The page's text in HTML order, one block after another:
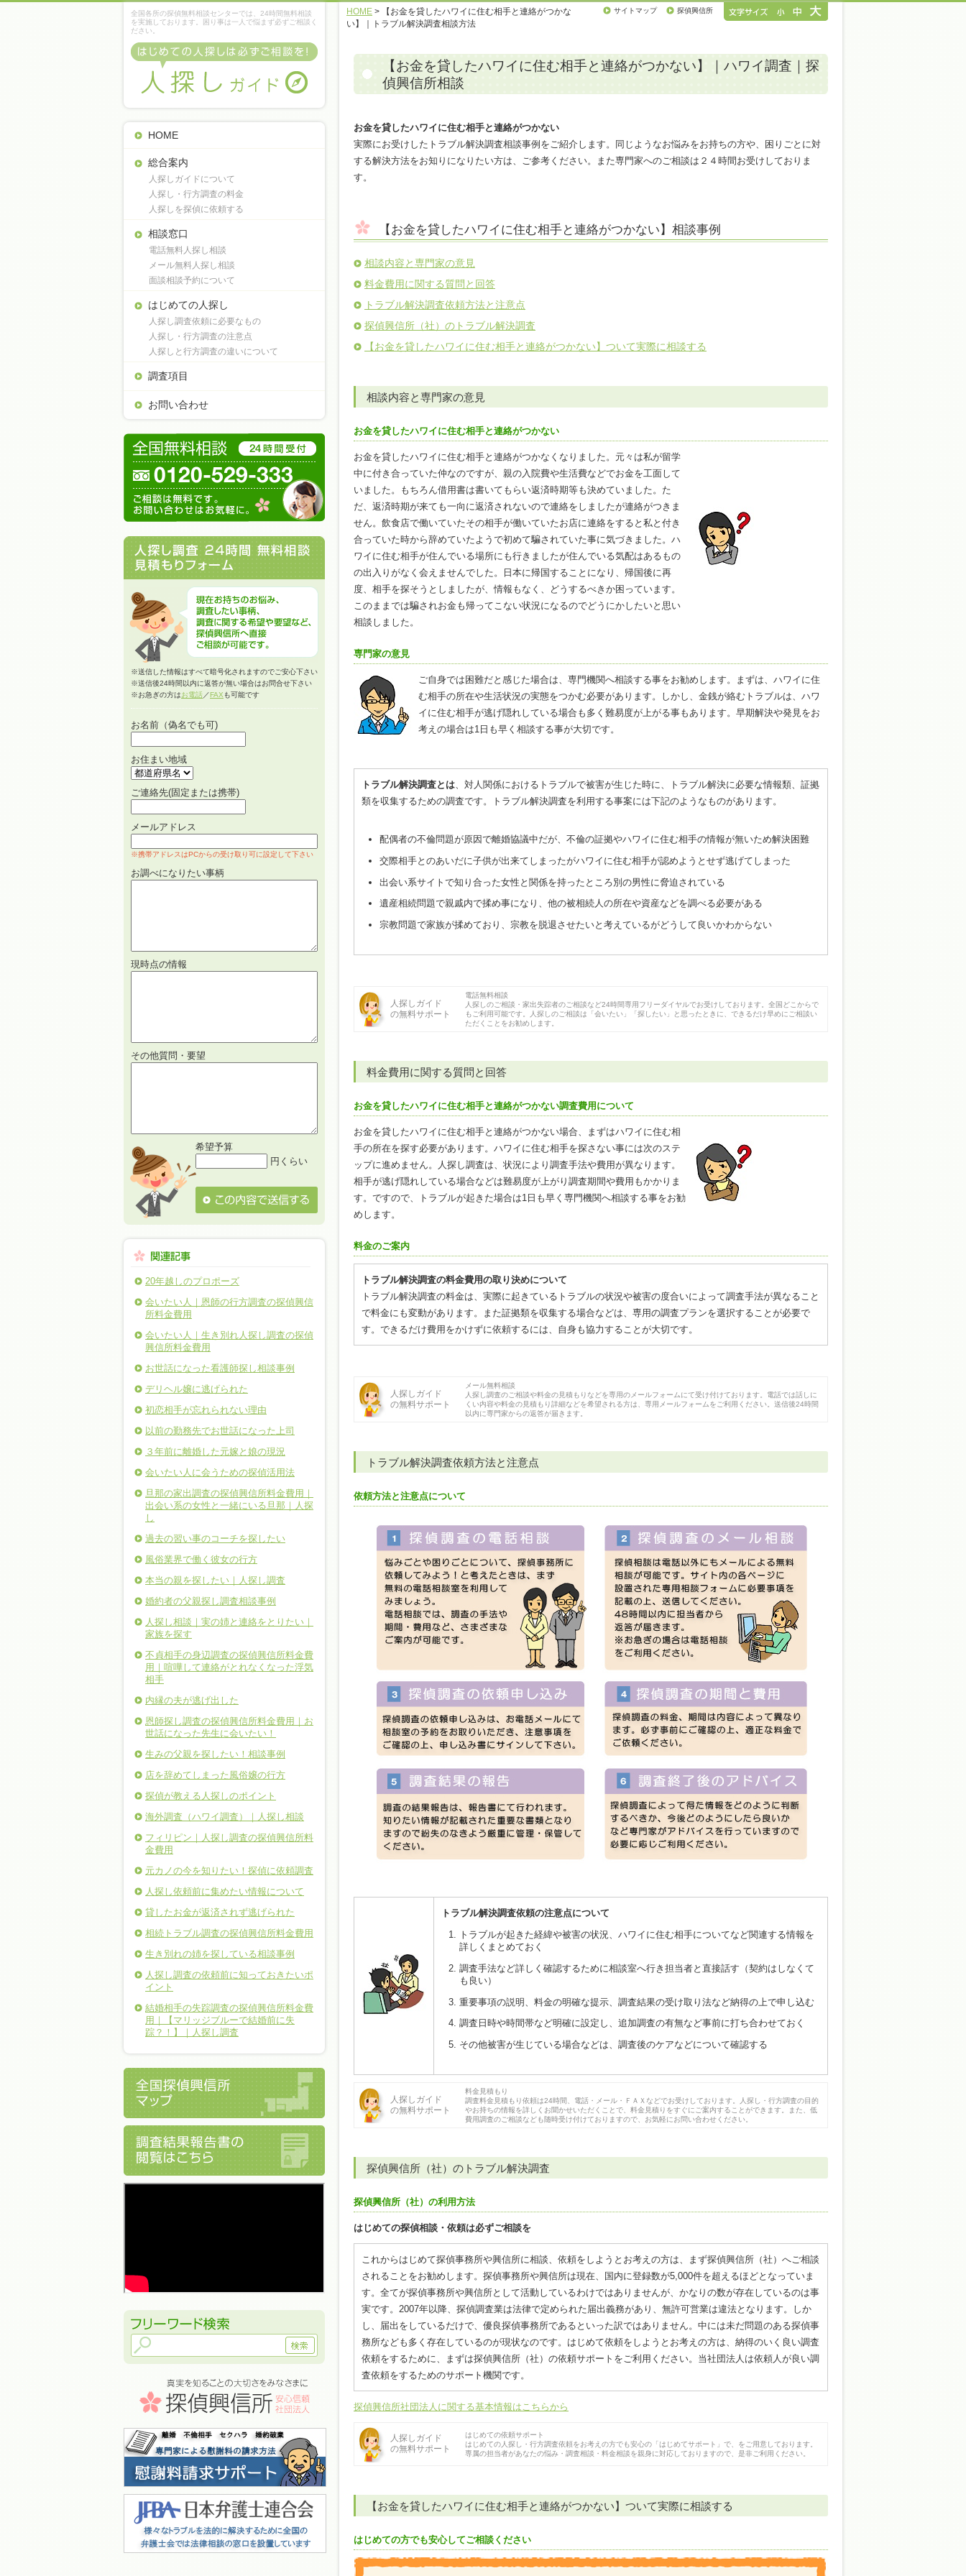
【お金を貸したハワイに住む相手と連絡がつかない】｜ハワイ調査｜探
偵興信所相談
お金を貸したハワイに住む相手と連絡がつかない
実際にお受けしたトラブル解決調査相談事例をご紹介します。同じようなお悩みをお持ちの方や、困りごとに対
する解決方法をお知りになりたい方は、ご参考ください。また専門家へのご相談は２４時間お受けしておりま
す。
【お金を貸したハワイに住む相手と連絡がつかない】相談事例
相談内容と専門家の意見
料金費用に関する質問と回答
トラブル解決調査依頼方法と注意点
探偵興信所（社）のトラブル解決調査
【お金を貸したハワイに住む相手と連絡がつかない】ついて実際に相談する
相談内容と専門家の意見
お金を貸したハワイに住む相手と連絡がつかない
お金を貸したハワイに住む相手と連絡がつかなくなりました。元々は私が留学
中に付き合っていた仲なのですが、親の入院費や生活費などでお金を工面して
いました。もちろん借用書は書いてもらい返済時期等も決めていました。た
だ、返済時期が来ても一向に返済されないので連絡をしましたが連絡がつきま
せん。飲食店で働いていたその相手が働いていたお店に連絡をすると私と付き
合っていた時から辞めていたようで初めて騙されていた事に気づきました。ハ
ワイに住む相手が住んでいる場所にも行きましたが住んでいる気配はあるもの
の出入りがなく会えませんでした。日本に帰国することになり、帰国後に再
度、相手を探そうとしましたが、情報もなく、どうするべきか困っています。
このままでは騙されお金も帰ってこない状況になるのでどうにかしたいと思い
相談しました。
専門家の意見
ご自身では困難だと感じた場合は、専門機関へ相談する事をお勧めします。まずは、ハワイに住
む相手の所在や生活状況の実態をつかむ必要があります。しかし、金銭が絡むトラブルは、ハワ
イに住む相手が逃げ隠れしている場合も多く難易度が上がる事もあります。早期解決や発見をお
考えの場合は1日も早く相談する事が大切です。
トラブル解決調査とは、対人関係におけるトラブルで被害が生じた時に、トラブル解決に必要な情報類、証拠
類を収集するための調査です。トラブル解決調査を利用する事案には下記のようなものがあります。
配偶者の不倫問題が原因で離婚協議中だが、不倫の証拠やハワイに住む相手の情報が無いため解決困難
交際相手とのあいだに子供が出来てしまったがハワイに住む相手が認めようとせず逃げてしまった
出会い系サイトで知り合った女性と関係を持ったところ別の男性に脅迫されている
遺産相続問題で親戚内で揉め事になり、他の被相続人の所在や資産などを調べる必要がある
宗教問題で家族が揉めており、宗教を脱退させたいと考えているがどうして良いかわからない
人探しガイド
の無料サポート
電話無料相談
人探しのご相談・家出失踪者のご相談など24時間専用フリーダイヤルでお受けしております。全国どこからで
もご利用可能です。人探しのご相談は「会いたい」「探したい」と思ったときに、できるだけ早めにご相談い
ただくことをお勧めします。
料金費用に関する質問と回答
お金を貸したハワイに住む相手と連絡がつかない調査費用について
お金を貸したハワイに住む相手と連絡がつかない場合、まずはハワイに住む相
手の所在を探す必要があります。ハワイに住む相手を探さない事には次のステ
ップに進めません。人探し調査は、状況により調査手法や費用が異なります。
相手が逃げ隠れしている場合などは難易度が上がり調査期間や費用もかかりま
す。ですので、トラブルが起きた場合は1日も早く専門機関へ相談する事をお勧
めします。
料金のご案内
トラブル解決調査の料金費用の取り決めについて
トラブル解決調査の料金は、実際に起きているトラブルの状況や被害の度合いによって調査手法が異なること
で料金にも変動があります。また証拠類を収集する場合などは、専用の調査プランを選択することが必要で
す。できるだけ費用をかけずに依頼するには、自身も協力することが大切です。
人探しガイド
の無料サポート
メール無料相談
人探し調査のご相談や料金の見積もりなどを専用のメールフォームにて受け付けております。電話では話しに
くい内容や料金の見積もり詳細などを希望される方は、専用メールフォームをご利用ください。送信後24時間
以内に専門家からの返答が届きます。
トラブル解決調査依頼方法と注意点
依頼方法と注意点について
トラブル解決調査依頼の注意点について
トラブルが起きた経緯や被害の状況、ハワイに住む相手についてなど関連する情報を
詳しくまとめておく
調査手法など詳しく確認するために相談室へ行き担当者と直接話す（契約はしなくて
も良い）
重要事項の説明、料金の明確な提示、調査結果の受け取り法など納得の上で申し込む
調査日時や時間帯など明確に設定し、追加調査の有無など事前に打ち合わせておく
その他被害が生じている場合などは、調査後のケアなどについて確認する
人探しガイド
の無料サポート
料金見積もり
調査料金見積もり依頼は24時間、電話・メール・ＦＡＸなどでお受けしております。人探し・行方調査の目的
やお持ちの情報を詳しくお聞かせいただくことで、料金見積りをすぐにご案内することができます。また、低
費用調査のご相談なども随時受け付けておりますので、お気軽にお問い合わせください。
探偵興信所（社）のトラブル解決調査
探偵興信所（社）の利用方法
はじめての探偵相談・依頼は必ずご相談を
これからはじめて探偵事務所や興信所に相談、依頼をしようとお考えの方は、まず探偵興信所（社）へご相談
されることをお勧めします。探偵事務所や興信所は現在、国内に登録数が5,000件を超えるほどとなっていま
す。全てが探偵事務所や興信所として活動しているわけではありませんが、かなりの数が存在しているのは事
実です。2007年以降、探偵調査業は法律で定められた届出義務があり、無許可営業は違法となります。しか
し、届出をしているだけで、優良探偵事務所であるといった訳ではありません。中には未だ問題のある探偵事
務所なども多く存在しているのが現状なのです。はじめて依頼をしようとお考えの方は、納得のいく良い調査
依頼をするために、まずは探偵興信所（社）の依頼サポートをご利用ください。当社団法人は依頼人が良い調
査依頼をするためのサポート機関です。
探偵興信所社団法人に関する基本情報はこちらから
人探しガイド
の無料サポート
はじめての依頼サポート
はじめての人探し・行方調査依頼をお考えの方でも安心の「はじめてサポート」で、をご用意しております。
専属の担当者があなたの悩み・調査相談・料金相談を親身に対応しておりますので、是非ご利用ください。
【お金を貸したハワイに住む相手と連絡がつかない】ついて実際に相談する
はじめての方でも安心してご相談ください
全国各所の探偵無料相談センターでは、24時間無料相談
を実施しております。困り事は一人で悩まず必ずご相談く
ださい。
HOME
総合案内
人探しガイドについて
人探し・行方調査の料金
人探しを探偵に依頼する
相談窓口
電話無料人探し相談
メール無料人探し相談
面談相談予約について
はじめての人探し
人探し調査依頼に必要なもの
人探し・行方調査の注意点
人探しと行方調査の違いについて
調査項目
お問い合わせ
※送信した情報はすべて暗号化されますのでご安心下さい
※送信後24時間以内に返答が無い場合はお問合せ下さい
※お急ぎの方はお電話 ／FAX も可能です
お名前（偽名でも可)
お住まい地域
ご連絡先(固定または携帯)
メールアドレス
※携帯アドレスはPCからの受け取り可に設定して下さい
お調べになりたい事柄
現時点の情報
その他質問・要望
希望予算
円くらい
20年越しのプロポーズ
会いたい人｜恩師の行方調査の探偵興信
所料金費用
会いたい人｜生き別れ人探し調査の探偵
興信所料金費用
お世話になった看護師探し相談事例
デリヘル嬢に逃げられた
初恋相手が忘れられない理由
以前の勤務先でお世話になった上司
３年前に離婚した元嫁と娘の現況
会いたい人に会うための探偵活用法
旦那の家出調査の探偵興信所料金費用｜
出会い系の女性と一緒にいる旦那｜人探
し
過去の習い事のコーチを探したい
風俗業界で働く彼女の行方
本当の親を探したい｜人探し調査
婚約者の父親探し調査相談事例
人探し相談｜実の姉と連絡をとりたい｜
家族を探す
不貞相手の身辺調査の探偵興信所料金費
用｜喧嘩して連絡がとれなくなった浮気
相手
内縁の夫が逃げ出した
恩師探し調査の探偵興信所料金費用｜お
世話になった先生に会いたい！
生みの父親を探したい！相談事例
店を辞めてしまった風俗嬢の行方
探偵が教える人探しのポイント
海外調査（ハワイ調査）｜人探し相談
フィリピン｜人探し調査の探偵興信所料
金費用
元カノの今を知りたい！探偵に依頼調査
人探し依頼前に集めたい情報について
貸したお金が返済されず逃げられた
相続トラブル調査の探偵興信所料金費用
生き別れの姉を探している相談事例
人探し調査の依頼前に知っておきたいポ
イント
結婚相手の失踪調査の探偵興信所料金費
用｜【マリッジブルーで結婚前に失
踪？！】｜人探し調査
HOME > 【お金を貸したハワイに住む相手と連絡がつかな
い】｜トラブル解決調査相談方法
サイトマップ 探偵興信所